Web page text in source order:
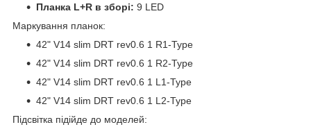
Планка L+R в зборі: 9 LED
Маркування планок:
42" V14 slim DRT rev0.6 1 R1-Type
42" V14 slim DRT rev0.6 1 R2-Type
42" V14 slim DRT rev0.6 1 L1-Type
42" V14 slim DRT rev0.6 1 L2-Type
Підсвітка підійде до моделей: